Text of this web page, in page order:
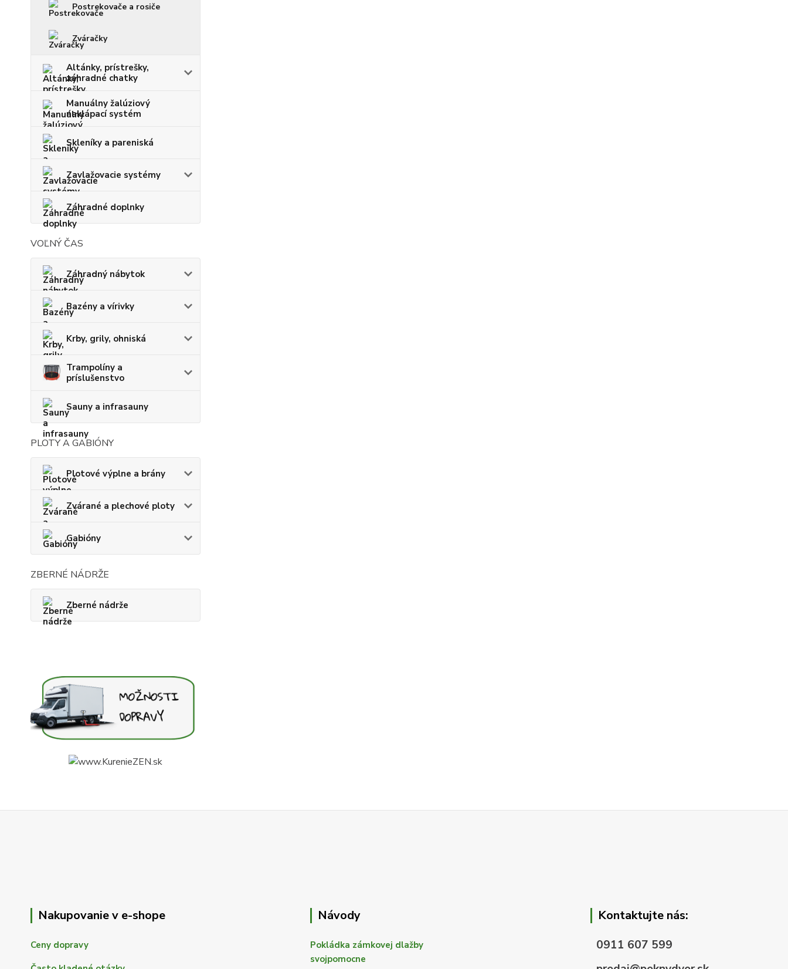
Postrekovače a rosiče
Zváračky
Altánky, prístrešky,
záhradné chatky
Manuálny žalúziový
naklápací systém
Skleníky a pareniská
Zavlažovacie systémy
Záhradné doplnky
VOĽNÝ ČAS
Záhradný nábytok
Bazény a vírivky
Krby, grily, ohniská
Trampolíny a
príslušenstvo
Sauny a infrasauny
PLOTY A GABIÓNY
Plotové výplne a brány
Zvárané a plechové ploty
Gabióny
ZBERNÉ NÁDRŽE
Zberné nádrže
Nakupovanie v e-shope
Ceny dopravy
Návody
Pokládka zámkovej dlažby
svojpomocne
Kontaktujte nás:
0911 607 599